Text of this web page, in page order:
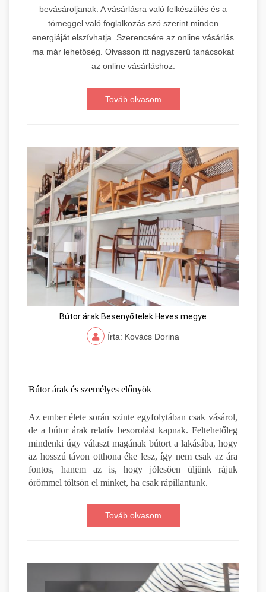
bevásároljanak. A vásárlásra való felkészülés és a
tömeggel való foglalkozás szó szerint minden
energiáját elszívhatja. Szerencsére az online vásárlás
ma már lehetőség. Olvasson itt nagyszerű tanácsokat
az online vásárláshoz.
Továb olvasom
Bútor árak Besenyőtelek Heves megye
Írta: Kovács Dorina
Bútor árak és személyes előnyök
Az ember élete során szinte egyfolytában csak vásárol,
de a bútor árak relatív besorolást kapnak. Feltehetőleg
mindenki úgy választ magának bútort a lakásába, hogy
az hosszú távon otthona éke lesz, így nem csak az ára
fontos, hanem az is, hogy jólesően üljünk rájuk
örömmel töltsön el minket, ha csak rápillantunk.
Továb olvasom